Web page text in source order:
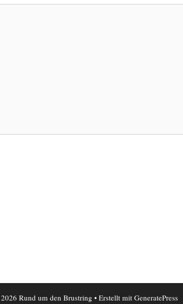
Rund um den Brustring • Erstellt mit GeneratePress